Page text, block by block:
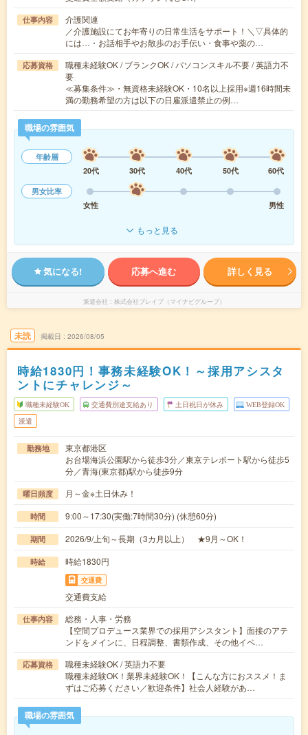
仕事内容
介護関連
／介護施設にてお年寄りの日常生活をサポート！＼▽具体的
には…・お話相手やお散歩のお手伝い・食事や薬の…
応募資格
職種未経験OK / ブランクOK / パソコンスキル不要 / 英語力不
要
≪募集条件≫・無資格未経験OK・10名以上採用※週16時間未
満の勤務希望の方は以下の日雇派遣禁止の例…
職場の雰囲気
年齢層
20代
30代 40代 50代
60代
男女比率
女性
男性
もっと見る
気になる! 応募へ進む 詳しく見る
派遣会社 株式会社ブレイブ（マイナビグループ）
未読 掲載日 2026/08/05
時給1830円！事務未経験OK！～採用アシスタ
ントにチャレンジ～
職種未経験OK 交通費別途支給あり 土日祝日が休み WEB登録OK
派遣
勤務地
東京都港区
お台場海浜公園駅から徒歩3分／東京テレポート駅から徒歩5
分／青海(東京都)駅から徒歩9分
曜日頻度 月～金※土日休み！
時間 9:00～17:30(実働:7時間30分) (休憩60分)
期間 2026/9/上旬～長期（3カ月以上） ★9月～OK！
時給 時給1830円
交通費
交通費支給
仕事内容
総務・人事・労務
【空間プロデュース業界での採用アシスタント】面接のアテ
ンドをメインに、日程調整、書類作成、その他イベ…
応募資格
職種未経験OK / 英語力不要
職種未経験OK！業界未経験OK！【こんな方におススメ！ま
ずはご応募ください／歓迎条件】社会人経験があ…
職場の雰囲気